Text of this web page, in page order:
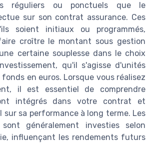
réguliers ou ponctuels que le
sur son contrat assurance. Ces
soient initiaux ou programmés,
croître le montant sous gestion
certaine souplesse dans le choix
qu'il s'agisse d'unités
en euros. Lorsque vous réalisez
il est essentiel de comprendre
intégrés dans votre contrat et
sa performance à long terme. Les
sont généralement investies selon
influençant les rendements futurs